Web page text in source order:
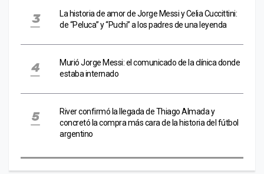
La historia de amor de Jorge Messi y Celia Cuccittini:
de “Peluca” y “Puchi” a los padres de una leyenda
Murió Jorge Messi: el comunicado de la clínica donde
estaba internado
River confirmó la llegada de Thiago Almada y
concretó la compra más cara de la historia del fútbol
argentino